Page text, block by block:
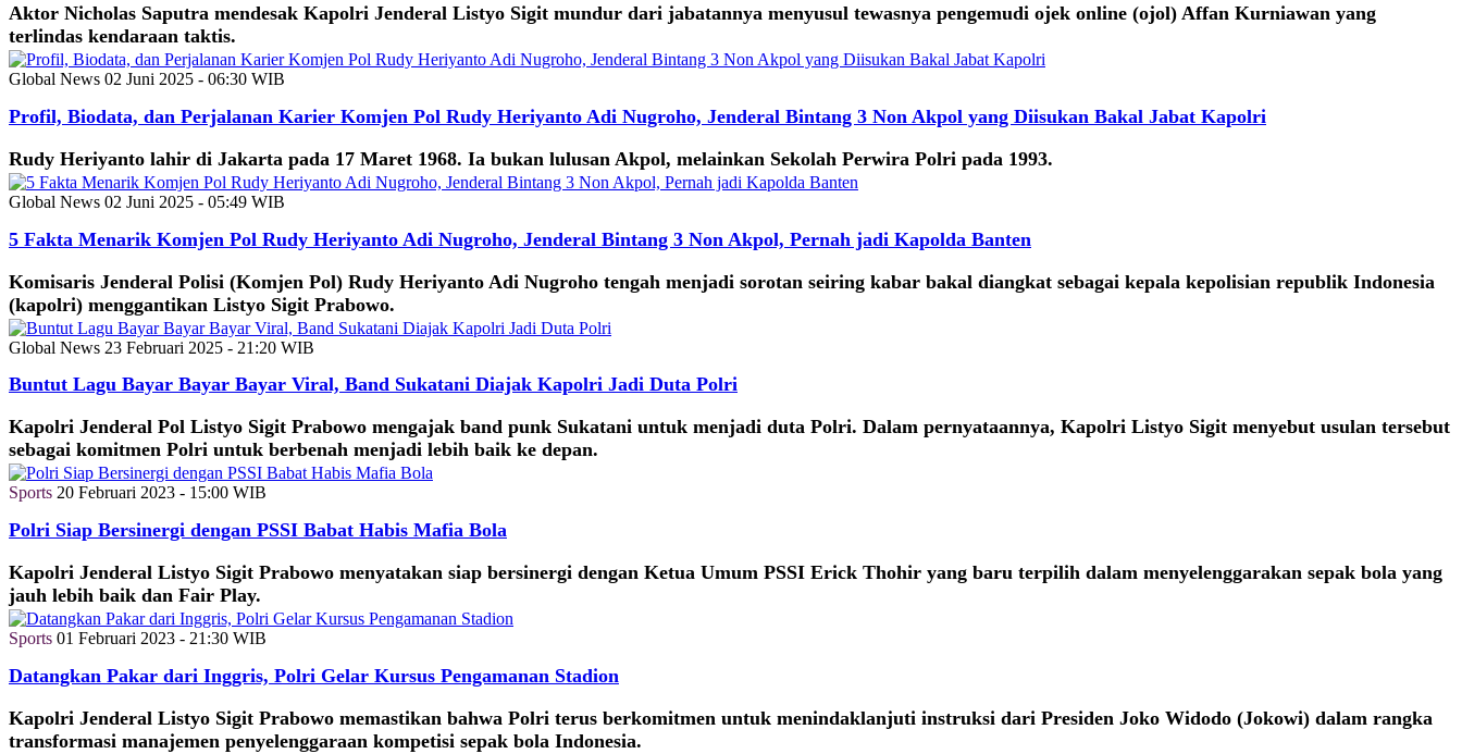
Aktor Nicholas Saputra mendesak Kapolri Jenderal Listyo Sigit mundur dari jabatannya menyusul tewasnya pengemudi ojek online (ojol) Affan Kurniawan yang
terlindas kendaraan taktis.
Global News 02 Juni 2025 - 06:30 WIB
Profil, Biodata, dan Perjalanan Karier Komjen Pol Rudy Heriyanto Adi Nugroho, Jenderal Bintang 3 Non Akpol yang Diisukan Bakal Jabat Kapolri
Rudy Heriyanto lahir di Jakarta pada 17 Maret 1968. Ia bukan lulusan Akpol, melainkan Sekolah Perwira Polri pada 1993.
Global News 02 Juni 2025 - 05:49 WIB
5 Fakta Menarik Komjen Pol Rudy Heriyanto Adi Nugroho, Jenderal Bintang 3 Non Akpol, Pernah jadi Kapolda Banten
Komisaris Jenderal Polisi (Komjen Pol) Rudy Heriyanto Adi Nugroho tengah menjadi sorotan seiring kabar bakal diangkat sebagai kepala kepolisian republik Indonesia
(kapolri) menggantikan Listyo Sigit Prabowo.
Global News 23 Februari 2025 - 21:20 WIB
Buntut Lagu Bayar Bayar Bayar Viral, Band Sukatani Diajak Kapolri Jadi Duta Polri
Kapolri Jenderal Pol Listyo Sigit Prabowo mengajak band punk Sukatani untuk menjadi duta Polri. Dalam pernyataannya, Kapolri Listyo Sigit menyebut usulan tersebut
sebagai komitmen Polri untuk berbenah menjadi lebih baik ke depan.
Sports 20 Februari 2023 - 15:00 WIB
Polri Siap Bersinergi dengan PSSI Babat Habis Mafia Bola
Kapolri Jenderal Listyo Sigit Prabowo menyatakan siap bersinergi dengan Ketua Umum PSSI Erick Thohir yang baru terpilih dalam menyelenggarakan sepak bola yang
jauh lebih baik dan Fair Play.
Sports 01 Februari 2023 - 21:30 WIB
Datangkan Pakar dari Inggris, Polri Gelar Kursus Pengamanan Stadion
Kapolri Jenderal Listyo Sigit Prabowo memastikan bahwa Polri terus berkomitmen untuk menindaklanjuti instruksi dari Presiden Joko Widodo (Jokowi) dalam rangka
transformasi manajemen penyelenggaraan kompetisi sepak bola Indonesia.